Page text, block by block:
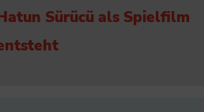
Sürücü als Spielfilm